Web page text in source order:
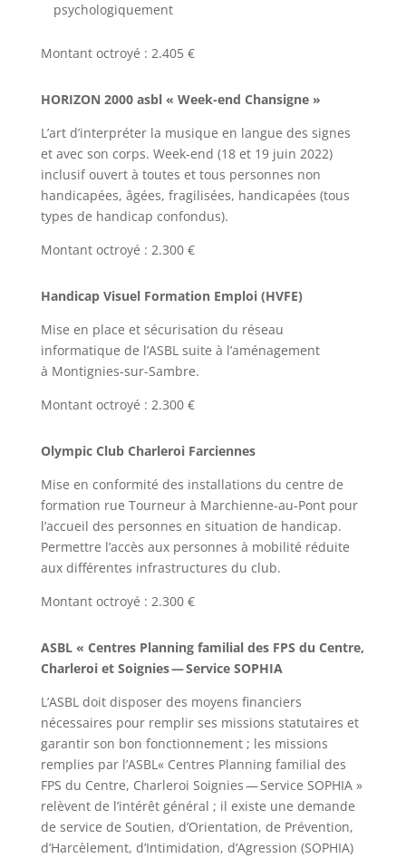
psychologiquement
Montant octroyé : 2.405 €
HORIZON 2000 asbl « Week-end Chansigne »
L’art d’interpréter la musique en langue des signes
et avec son corps. Week-end (18 et 19 juin 2022)
inclusif ouvert à toutes et tous personnes non
handicapées, âgées, fragilisées, handicapées (tous
types de handicap confondus).
Montant octroyé : 2.300 €
Handicap Visuel Formation Emploi (HVFE)
Mise en place et sécurisation du réseau
informatique de l’ASBL suite à l’aménagement
à Montignies-sur-Sambre.
Montant octroyé : 2.300 €
Olympic Club Charleroi Farciennes
Mise en conformité des installations du centre de
formation rue Tourneur à Marchienne-au-Pont pour
l’accueil des personnes en situation de handicap.
Permettre l’accès aux personnes à mobilité réduite
aux différentes infrastructures du club.
Montant octroyé : 2.300 €
ASBL « Centres Planning familial des FPS du Centre,
Charleroi et Soignies — Service SOPHIA
L’ASBL doit disposer des moyens financiers
nécessaires pour remplir ses missions statutaires et
garantir son bon fonctionnement ; les missions
remplies par l’ASBL« Centres Planning familial des
FPS du Centre, Charleroi Soignies — Service SOPHIA »
relèvent de l’intérêt général ; il existe une demande
de service de Soutien, d’Orientation, de Prévention,
d’Harcèlement, d’Intimidation, d’Agression (SOPHIA)